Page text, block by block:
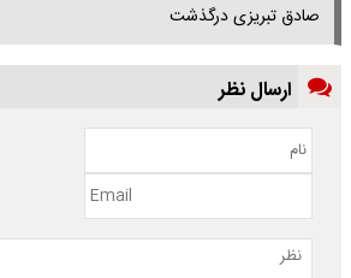
صادق تبریزی درگذشت
ارسال نظر